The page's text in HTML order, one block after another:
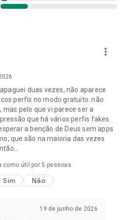
Apostólica de Deus,
Igreja Copta, CDFF, Episcopal,
cristo, romance cristão, namoro
eden, Protestante, Reformado,
Igreja Pentecostal Unida e
olham para o Altíssimo. Se você
conhecer cristãos de todas as
feito para você!
agora! Você pode usar o SALT
matches, mandar mensagens e
Porém, caso queira aproveitar ao
oferece assinaturas semanais,
Os preços são exibidos
de sua conta Google Play após
more_vert
duas vezes, não aparece
perfis no modo gratuito. não
pelo que vi parece ser a
que há vários perfis fakes.
a benção de Deus sem apps
que são na maioria das vezes
como útil por5 pessoas
Sim Não
19 de junho de 2026